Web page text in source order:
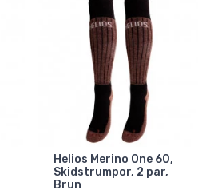
Helios Merino One 60,
Skidstrumpor, 2 par,
Brun